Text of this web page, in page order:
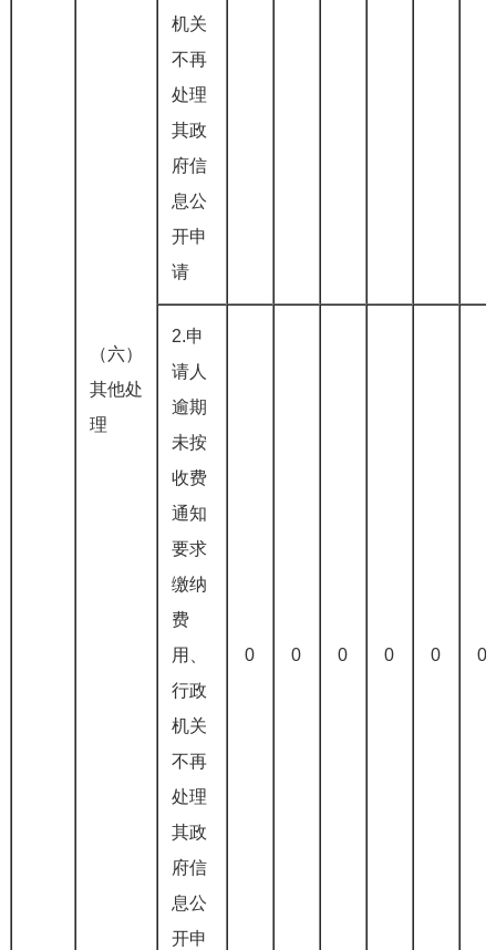
（六）
其他处
理
机关
不再
处理
其政
府信
息公
开申
请
2.申
请人
逾期
未按
收费
通知
要求
缴纳
费
用、
行政
机关
不再
处理
其政
府信
息公
开申
0 0 0 0 0 0